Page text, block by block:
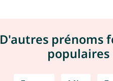
D'autres prénoms
populaires